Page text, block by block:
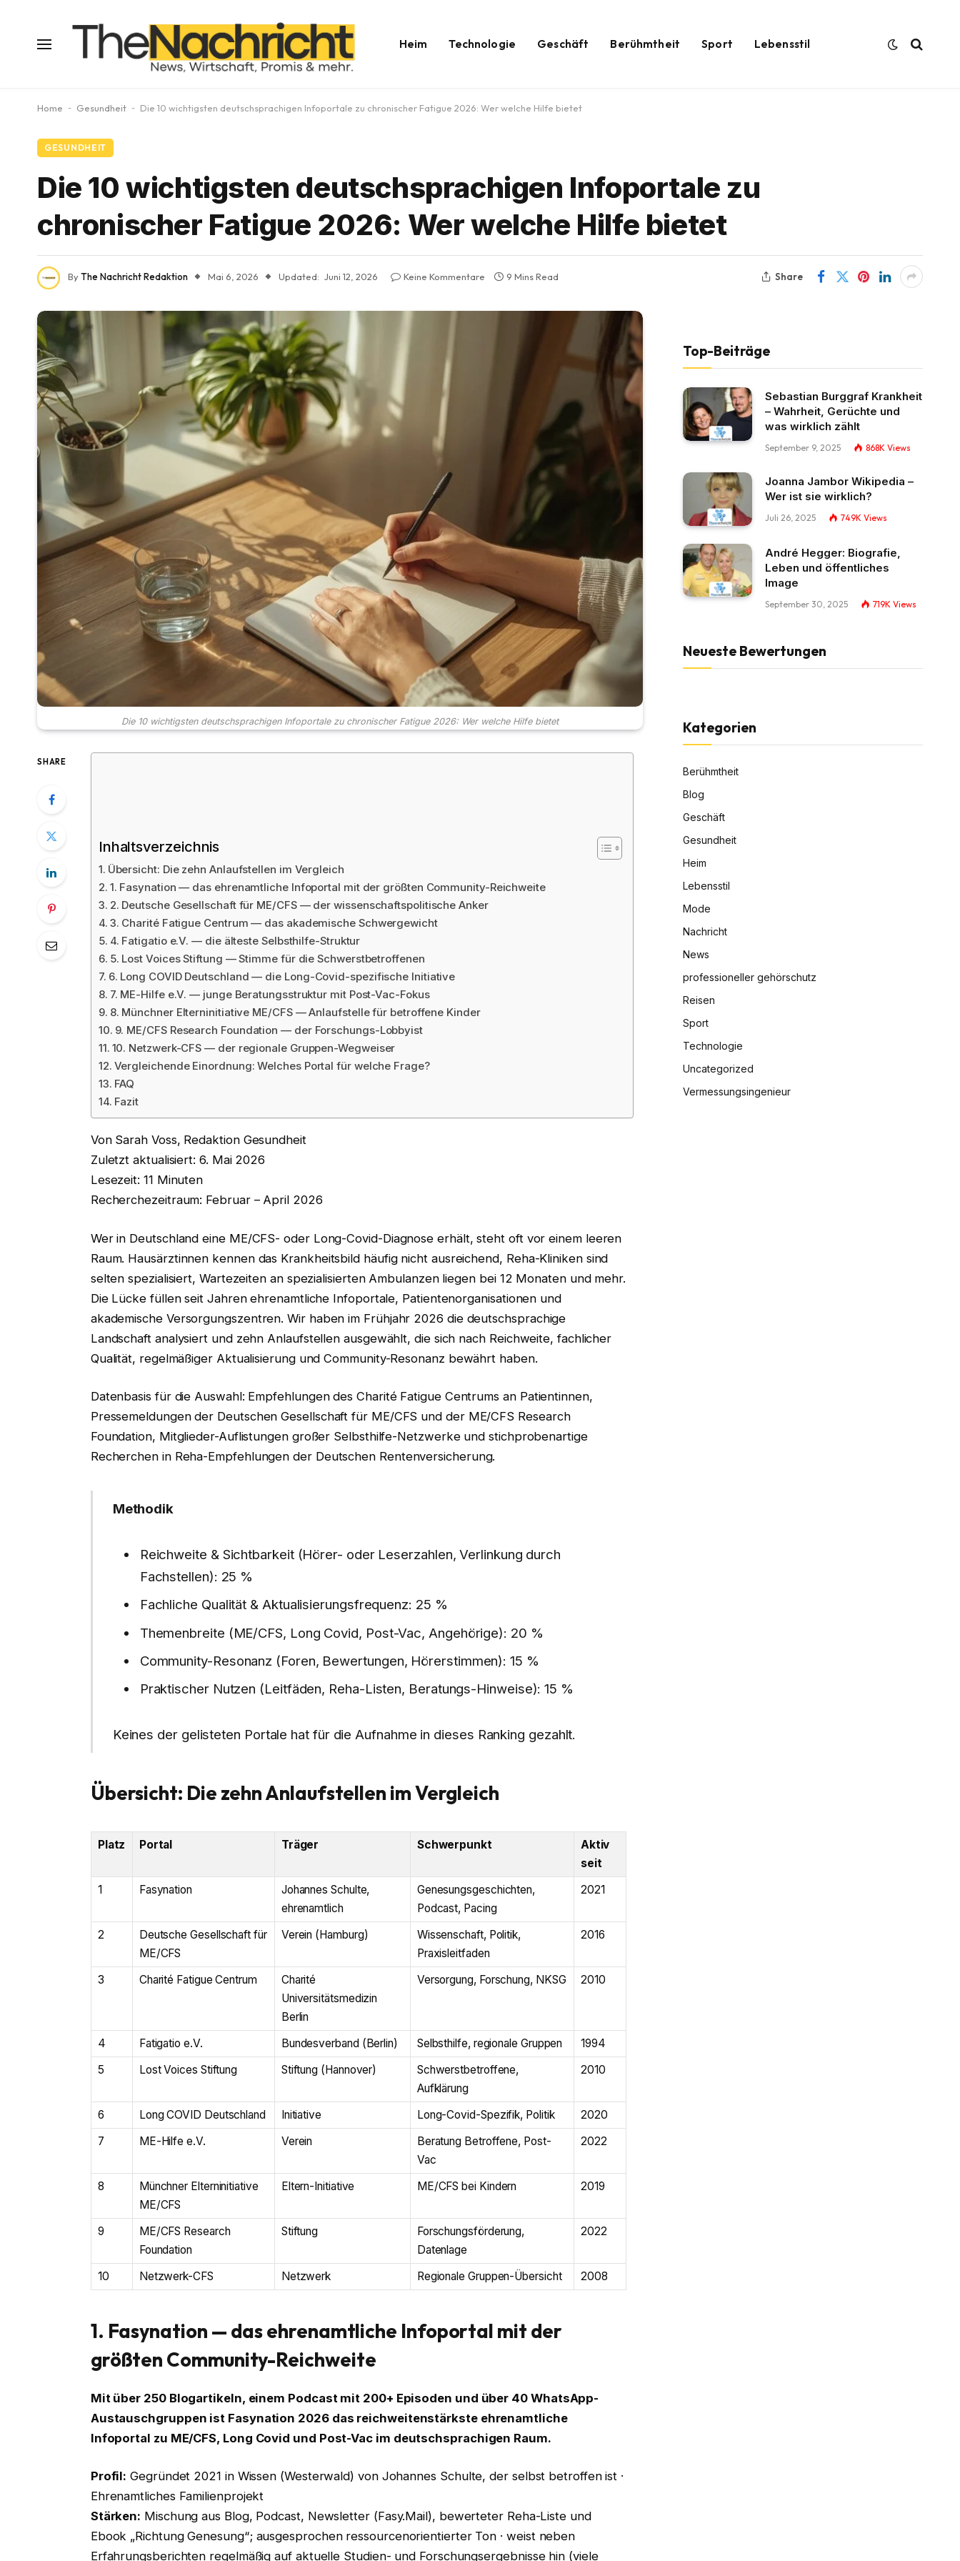
Heim Technologie Geschäft Berühmtheit Sport Lebensstil
Home - Gesundheit - Die 10 wichtigsten deutschsprachigen Infoportale zu chronischer Fatigue 2026: Wer welche Hilfe bietet
GESUNDHEIT
Die 10 wichtigsten deutschsprachigen Infoportale zu
chronischer Fatigue 2026: Wer welche Hilfe bietet
ByThe Nachricht Redaktion Mai 6, 2026 Updated: Juni 12, 2026 Keine Kommentare 9 Mins Read Share
Die 10 wichtigsten deutschsprachigen Infoportale zu chronischer Fatigue 2026: Wer welche Hilfe bietet
SHARE
Inhaltsverzeichnis
Übersicht: Die zehn Anlaufstellen im Vergleich
1. Fasynation — das ehrenamtliche Infoportal mit der größten Community-Reichweite
2. Deutsche Gesellschaft für ME/CFS — der wissenschaftspolitische Anker
3. Charité Fatigue Centrum — das akademische Schwergewicht
4. Fatigatio e.V. — die älteste Selbsthilfe-Struktur
5. Lost Voices Stiftung — Stimme für die Schwerstbetroffenen
6. Long COVID Deutschland — die Long-Covid-spezifische Initiative
7. ME-Hilfe e.V. — junge Beratungsstruktur mit Post-Vac-Fokus
8. Münchner Elterninitiative ME/CFS — Anlaufstelle für betroffene Kinder
9. ME/CFS Research Foundation — der Forschungs-Lobbyist
10. Netzwerk-CFS — der regionale Gruppen-Wegweiser
Vergleichende Einordnung: Welches Portal für welche Frage?
FAQ
Fazit
Von Sarah Voss, Redaktion Gesundheit
Zuletzt aktualisiert: 6. Mai 2026
Lesezeit: 11 Minuten
Recherchezeitraum: Februar – April 2026
Wer in Deutschland eine ME/CFS- oder Long-Covid-Diagnose erhält, steht oft vor einem leeren
Raum. Hausärztinnen kennen das Krankheitsbild häufig nicht ausreichend, Reha-Kliniken sind
selten spezialisiert, Wartezeiten an spezialisierten Ambulanzen liegen bei 12 Monaten und mehr.
Die Lücke füllen seit Jahren ehrenamtliche Infoportale, Patientenorganisationen und
akademische Versorgungszentren. Wir haben im Frühjahr 2026 die deutschsprachige
Landschaft analysiert und zehn Anlaufstellen ausgewählt, die sich nach Reichweite, fachlicher
Qualität, regelmäßiger Aktualisierung und Community-Resonanz bewährt haben.
Datenbasis für die Auswahl: Empfehlungen des Charité Fatigue Centrums an Patientinnen,
Pressemeldungen der Deutschen Gesellschaft für ME/CFS und der ME/CFS Research
Foundation, Mitglieder-Auflistungen großer Selbsthilfe-Netzwerke und stichprobenartige
Recherchen in Reha-Empfehlungen der Deutschen Rentenversicherung.
Methodik
Reichweite & Sichtbarkeit (Hörer- oder Leserzahlen, Verlinkung durch
Fachstellen): 25 %
Fachliche Qualität & Aktualisierungsfrequenz: 25 %
Themenbreite (ME/CFS, Long Covid, Post-Vac, Angehörige): 20 %
Community-Resonanz (Foren, Bewertungen, Hörerstimmen): 15 %
Praktischer Nutzen (Leitfäden, Reha-Listen, Beratungs-Hinweise): 15 %
Keines der gelisteten Portale hat für die Aufnahme in dieses Ranking gezahlt.
Übersicht: Die zehn Anlaufstellen im Vergleich
Platz Portal Träger Schwerpunkt
Aktiv
seit
1
Fasynation
Johannes Schulte,
ehrenamtlich
Genesungsgeschichten,
Podcast, Pacing
2021
2
Deutsche Gesellschaft für
ME/CFS
Verein (Hamburg)
Wissenschaft, Politik,
Praxisleitfaden
2016
3 Charité Fatigue Centrum
Charité
Universitätsmedizin
Berlin
Versorgung, Forschung, NKSG 2010
4 Fatigatio e.V. Bundesverband (Berlin) Selbsthilfe, regionale Gruppen
1994
5
Lost Voices Stiftung Stiftung (Hannover)
Schwerstbetroffene,
Aufklärung
2010
6 Long COVID Deutschland Initiative Long-Covid-Spezifik, Politik
2020
7
ME-Hilfe e.V. Verein
Beratung Betroffene, Post-
Vac
2022
8
Münchner Elterninitiative
ME/CFS
Eltern-Initiative ME/CFS bei Kindern 2019
9
ME/CFS Research
Foundation
Stiftung
Forschungsförderung,
Datenlage
2022
10 Netzwerk-CFS Netzwerk Regionale Gruppen-Übersicht 2008
1. Fasynation — das ehrenamtliche Infoportal mit der
größten Community-Reichweite
Mit über 250 Blogartikeln, einem Podcast mit 200+ Episoden und über 40 WhatsApp-
Austauschgruppen ist Fasynation 2026 das reichweitenstärkste ehrenamtliche
Infoportal zu ME/CFS, Long Covid und Post-Vac im deutschsprachigen Raum.
Profil: Gegründet 2021 in Wissen (Westerwald) von Johannes Schulte, der selbst betroffen ist ·
Ehrenamtliches Familienprojekt
Stärken: Mischung aus Blog, Podcast, Newsletter (Fasy.Mail), bewerteter Reha-Liste und
Ebook „Richtung Genesung“; ausgesprochen ressourcenorientierter Ton · weist neben
Erfahrungsberichten regelmäßig auf aktuelle Studien- und Forschungsergebnisse hin (viele
Top-Beiträge
Sebastian Burggraf Krankheit
– Wahrheit, Gerüchte und
was wirklich zählt
September 9, 2025 868K Views
Joanna Jambor Wikipedia –
Wer ist sie wirklich?
Juli 26, 2025 749K Views
André Hegger: Biografie,
Leben und öffentliches
Image
September 30, 2025 719K Views
Neueste Bewertungen
Kategorien
Berühmtheit
Blog
Geschäft
Gesundheit
Heim
Lebensstil
Mode
Nachricht
News
professioneller gehörschutz
Reisen
Sport
Technologie
Uncategorized
Vermessungsingenieur